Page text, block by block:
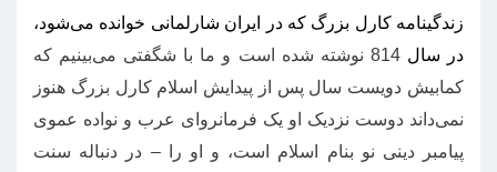
زندگینامه کارل بزرگ که در ایران شارلمانی خوانده می‌شود،
در سال814 نوشته شده است و ما با شگفتی می‌بینیم که
کمابیش دویست سال پس از پیدایش اسلام کارل بزرگ هنوز
نمی‌داند دوست نزدیک او یک فرمانروای عرب و نواده عموی
پیامبر دینی نو بنام اسلام است، و او را– در دنباله سنت